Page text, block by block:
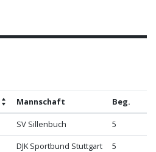
Mannschaft Beg.
SV Sillenbuch 5
DJK Sportbund Stuttgart 5